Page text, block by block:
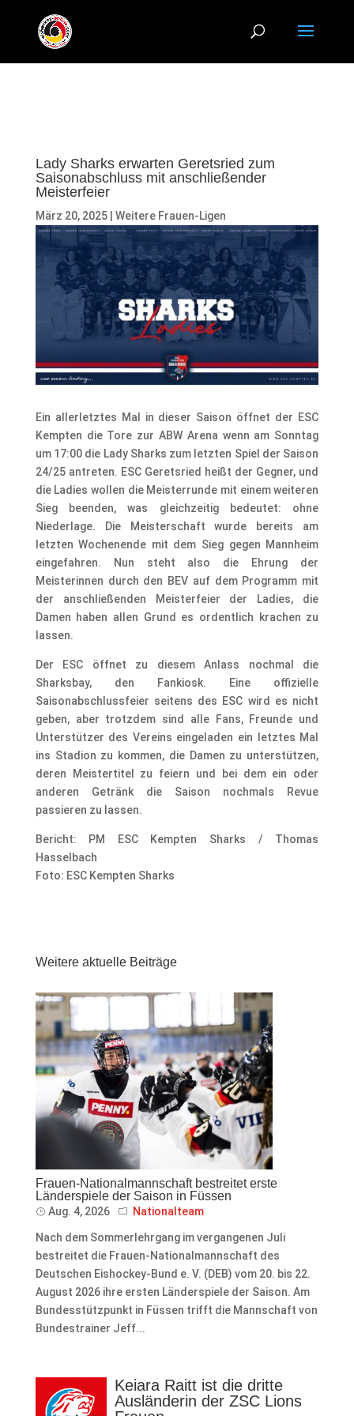
Lady Sharks erwarten Geretsried zum
Saisonabschluss mit anschließender
Meisterfeier
März 20, 2025| Weitere Frauen-Ligen
Ein allerletztes Mal in dieser Saison öffnet der ESC
Kempten die Tore zur ABW Arena wenn am Sonntag
um 17:00 die Lady Sharks zum letzten Spiel der Saison
24/25 antreten. ESC Geretsried heißt der Gegner, und
die Ladies wollen die Meisterrunde mit einem weiteren
Sieg beenden, was gleichzeitig bedeutet: ohne
Niederlage. Die Meisterschaft wurde bereits am
letzten Wochenende mit dem Sieg gegen Mannheim
eingefahren. Nun steht also die Ehrung der
Meisterinnen durch den BEV auf dem Programm mit
der anschließenden Meisterfeier der Ladies, die
Damen haben allen Grund es ordentlich krachen zu
lassen.
Der ESC öffnet zu diesem Anlass nochmal die
Sharksbay, den Fankiosk. Eine offizielle
Saisonabschlussfeier seitens des ESC wird es nicht
geben, aber trotzdem sind alle Fans, Freunde und
Unterstützer des Vereins eingeladen ein letztes Mal
ins Stadion zu kommen, die Damen zu unterstützen,
deren Meistertitel zu feiern und bei dem ein oder
anderen Getränk die Saison nochmals Revue
passieren zu lassen.
Bericht: PM ESC Kempten Sharks / Thomas
Hasselbach
Foto: ESC Kempten Sharks
Weitere aktuelle Beiträge
Frauen-Nationalmannschaft bestreitet erste
Länderspiele der Saison in Füssen
Aug. 4, 2026 Nationalteam
Nach dem Sommerlehrgang im vergangenen Juli
bestreitet die Frauen-Nationalmannschaft des
Deutschen Eishockey-Bund e. V. (DEB) vom 20. bis 22.
August 2026 ihre ersten Länderspiele der Saison. Am
Bundesstützpunkt in Füssen trifft die Mannschaft von
Bundestrainer Jeff...
Keiara Raitt ist die dritte
Ausländerin der ZSC Lions